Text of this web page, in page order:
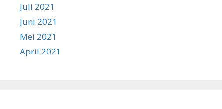
Juli 2021
Juni 2021
Mei 2021
April 2021